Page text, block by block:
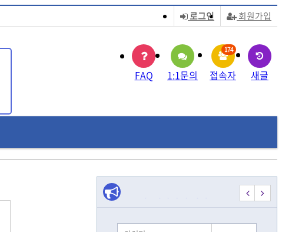
회원가입
로그인
FAQ 1:1문의 접속자
174
새글
[모집] 시각장애 여성 … [모집] 시각장애 여성 … 시각장